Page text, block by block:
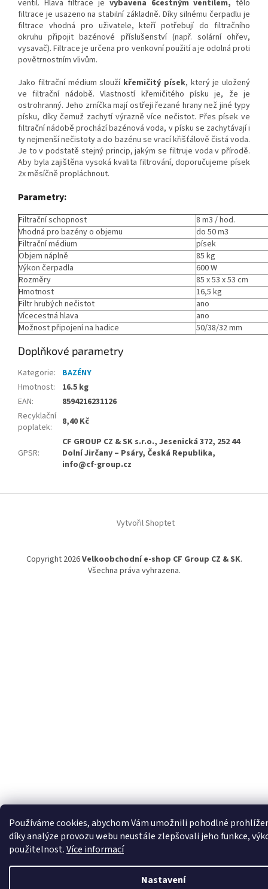
Používáme cookies, abychom Vám umožnili pohodlné
díky analýze provozu webu neustále zlepšovali jeho funkce,
použitelnost.Více informací
Nastavení
ventil. Hlava filtrace je vybavena 6cestným ventilem, tělo
filtrace je usazeno na stabilní základně. Díky silnému čerpadlu je
filtrace vhodná pro uživatele, kteří potřebují do filtračního
okruhu připojit bazénové příslušenství (např. solární ohřev,
vysavač). Filtrace je určena pro venkovní použití a je odolná proti
povětrnostním vlivům.
Jako filtrační médium slouží křemičitý písek, který je uložený
ve filtrační nádobě. Vlastností křemičitého písku je, že je
ostrohranný. Jeho zrníčka mají ostřeji řezané hrany než jiné typy
písku, díky čemuž zachytí výrazně více nečistot. Přes písek ve
filtrační nádobě prochází bazénová voda, v písku se zachytávají i
ty nejmenší nečistoty a do bazénu se vrací křišťálově čistá voda.
Je to v podstatě stejný princip, jakým se filtruje voda v přírodě.
Aby byla zajištěna vysoká kvalita filtrování, doporučujeme písek
2x měsíčně propláchnout.
Parametry:
Filtrační schopnost
8 m3 / hod.
Vhodná pro bazény o objemu
do 50 m3
Filtrační médium
písek
Objem náplně
85 kg
Výkon čerpadla
600 W
Rozměry
85 x 53 x 53 cm
Hmotnost
16,5 kg
Filtr hrubých nečistot
ano
Vícecestná hlava
ano
Možnost připojení na hadice
50/38/32 mm
Doplňkové parametry
Kategorie:
BAZÉNY
Hmotnost:
16.5 kg
EAN:
8594216231126
Recyklační
poplatek: 8,40 Kč
GPSR:
CF GROUP CZ & SK s.r.o., Jesenická 372, 252 44
Dolní Jirčany – Psáry, Česká Republika,
info@cf-group.cz
Vytvořil Shoptet
Copyright 2026Velkoobchodní e-shop CF Group CZ & SK.
Všechna práva vyhrazena.